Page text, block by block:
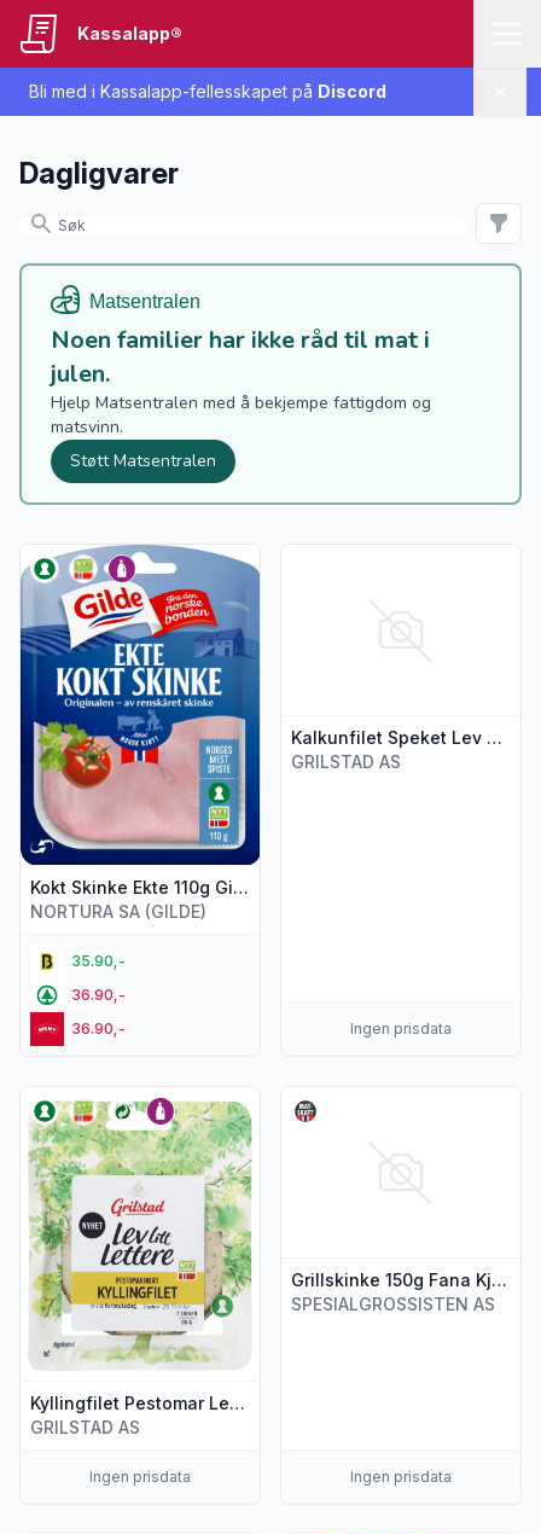
Bli med i Kassalapp-fellesskapet på Discord
Kassalapp®
Dagligvarer
Noen familier har ikke råd til mat i
julen.
Hjelp Matsentralen med å bekjempe fattigdom og
matsvinn.
Støtt Matsentralen
Kokt Skinke Ekte 110g Gilde
NORTURA SA (GILDE)
35.90,-
36.90,-
36.90,-
Vis flere detaljer for produktet "Kokt Skinke Ekte 110g Gilde"
Kalkunfilet Speket Lev Litt Lettere 80g Grilstad
GRILSTAD AS
Ingen prisdata
Kyllingfilet Pestomar Lev Litt Lettere 80g
GRILSTAD AS
Ingen prisdata
Vis flere detaljer for produktet "Kyllingfilet Pestomar Lev
Grillskinke 150g Fana Kjøtt
SPESIALGROSSISTEN AS
Ingen prisdata
Vis flere detaljer for